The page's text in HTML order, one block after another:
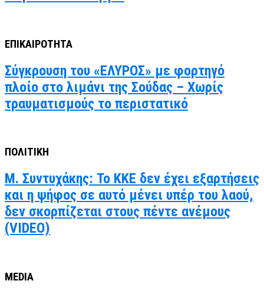
ΕΠΙΚΑΙΡΟΤΗΤΑ
Σύγκρουση του «ΕΛΥΡΟΣ» με φορτηγό
πλοίο στο λιμάνι της Σούδας – Χωρίς
τραυματισμούς το περιστατικό
ΠΟΛΙΤΙΚΗ
Μ. Συντυχάκης: Το ΚΚΕ δεν έχει εξαρτήσεις
και η ψήφος σε αυτό μένει υπέρ του λαού,
δεν σκορπίζεται στους πέντε ανέμους
(VIDEO)
MEDIA